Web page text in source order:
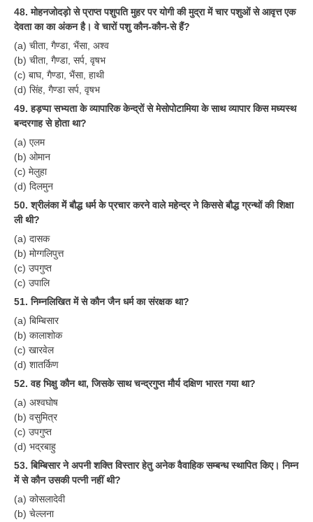
ALP Notification
Psychological Tests
RRB NTPC
RRB NTPC PDF Notes
RRB NTPC PAPERS
RRB NTPC (CBT-1) Exam
RRB NTPC (CBT-2) Exam
RRB NTPC Syllabus
RRB NTPC Eligibility
RRB NTPC Medical Standards
RRB NTPC रेल्वे भर्ती बोर्ड
JE
RRB जूनियर इंजीनियर
RRB Junior Engineer Papers
Group-D
रेलवे ग्रुप -डी परीक्षा
48. मोहनजोदड़ो से प्राप्त पशुपति मुहर पर योगी की मुद्रा में चार पशुओं से आवृत्त एक
देवता का का अंकन है। वे चारों पशु कौन-कौन-से हैं?
(a) चीता, गैण्डा, भैंसा, अश्व
(b) चीता, गैण्डा, सर्प, वृषभ
(c) बाघ, गैण्डा, भैंसा, हाथी
(d) सिंह, गैण्डा सर्प, वृषभ
49. हड़प्पा सभ्यता के व्यापारिक केन्द्रों से मेसोपोटामिया के साथ व्यापार किस मध्यस्थ
बन्दरगाह से होता था?
(a) एलम
(b) ओमान
(c) मेलुहा
(d) दिलमुन
50. श्रीलंका में बौद्ध धर्म के प्रचार करने वाले महेन्द्र ने किससे बौद्ध ग्रन्थों की शिक्षा
ली थी?
(a) दासक
(b) मोग्गलिपुत्त
(c) उपगुप्त
(c) उपालि
51. निम्नलिखित में से कौन जैन धर्म का संरक्षक था?
(a) बिम्बिसार
(b) कालाशोक
(c) खारवेल
(d) शातर्किण
52. वह भिक्षु कौन था, जिसके साथ चन्द्रगुप्त मौर्य दक्षिण भारत गया था?
(a) अश्वघोष
(b) वसुमित्र
(c) उपगुप्त
(d) भद्रबाहु
53. बिम्बिसार ने अपनी शक्ति विस्तार हेतु अनेक वैवाहिक सम्बन्ध स्थापित किए। निम्न
में से कौन उसकी पत्नी नहीं थी?
(a) कोसलादेवी
(b) चेल्लना